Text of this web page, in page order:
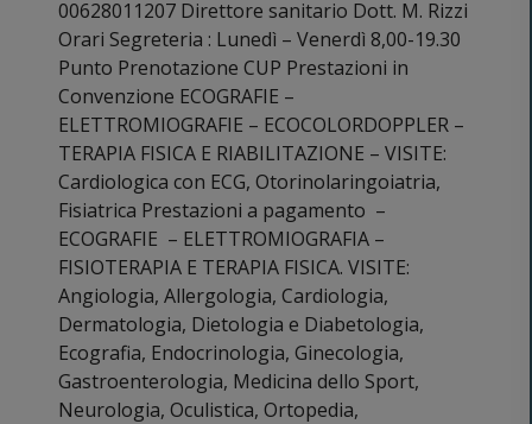
00628011207 Direttore sanitario Dott. M. Rizzi
Orari Segreteria : Lunedì – Venerdì 8,00-19.30
Punto Prenotazione CUP Prestazioni in
Convenzione ECOGRAFIE –
ELETTROMIOGRAFIE – ECOCOLORDOPPLER –
TERAPIA FISICA E RIABILITAZIONE – VISITE:
Cardiologica con ECG, Otorinolaringoiatria,
Fisiatrica Prestazioni a pagamento –
ECOGRAFIE – ELETTROMIOGRAFIA –
FISIOTERAPIA E TERAPIA FISICA. VISITE:
Angiologia, Allergologia, Cardiologia,
Dermatologia, Dietologia e Diabetologia,
Ecografia, Endocrinologia, Ginecologia,
Gastroenterologia, Medicina dello Sport,
Neurologia, Oculistica, Ortopedia,